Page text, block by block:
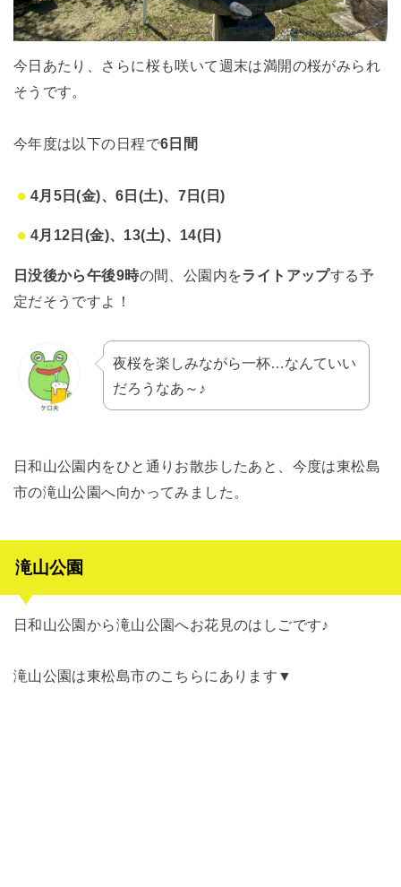
今日あたり、さらに桜も咲いて週末は満開の桜がみられ
そうです。
今年度は以下の日程で6日間
4月5日(金)、6日(土)、7日(日)
4月12日(金)、13(土)、14(日)
日没後から午後9時の間、公園内をライトアップする予
定だそうですよ！
夜桜を楽しみながら一杯…なんていい
だろうなあ～♪
日和山公園内をひと通りお散歩したあと、今度は東松島
市の滝山公園へ向かってみました。
滝山公園
日和山公園から滝山公園へお花見のはしごです♪
滝山公園は東松島市のこちらにあります▼